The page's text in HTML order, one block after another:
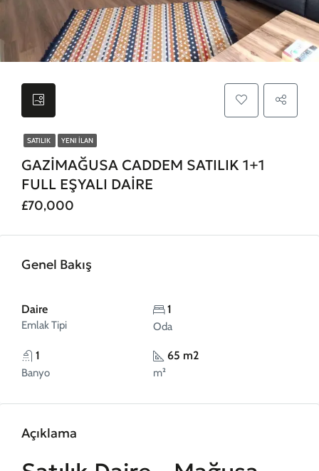
SATILIK YENI İLAN
GAZİMAĞUSA CADDEM SATILIK 1+1
FULL EŞYALI DAİRE
£70,000
Genel Bakış
Daire
Emlak Tipi
1
Oda
1
Banyo
65 m2
m²
Açıklama